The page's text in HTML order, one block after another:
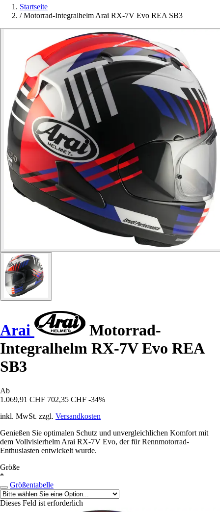
Startseite
/ Motorrad-Integralhelm Arai RX-7V Evo REA SB3
Arai
Motorrad-
Integralhelm RX-7V Evo REA
SB3
Ab
1.069,91 CHF 702,35 CHF -34%
inkl. MwSt. zzgl. Versandkosten
Genießen Sie optimalen Schutz und unvergleichlichen Komfort mit
dem Vollvisierhelm Arai RX-7V Evo, der für Rennmotorrad-
Enthusiasten entwickelt wurde.
Größe
*
Größentabelle
Dieses Feld ist erforderlich